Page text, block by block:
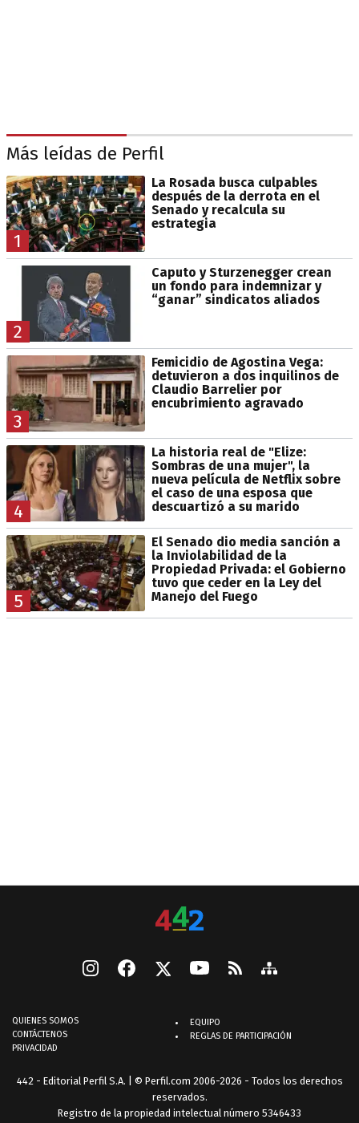
Más leídas de Perfil
1
La Rosada busca culpables
después de la derrota en el
Senado y recalcula su
estrategia
2
Caputo y Sturzenegger crean
un fondo para indemnizar y
“ganar” sindicatos aliados
3
Femicidio de Agostina Vega:
detuvieron a dos inquilinos de
Claudio Barrelier por
encubrimiento agravado
4
La historia real de "Elize:
Sombras de una mujer", la
nueva película de Netflix sobre
el caso de una esposa que
descuartizó a su marido
5
El Senado dio media sanción a
la Inviolabilidad de la
Propiedad Privada: el Gobierno
tuvo que ceder en la Ley del
Manejo del Fuego
QUIENES SOMOS
CONTÁCTENOS
PRIVACIDAD
EQUIPO
REGLAS DE PARTICIPACIÓN
442 - Editorial Perfil S.A. | © Perfil.com 2006-2026 - Todos los derechos
reservados.
Registro de la propiedad intelectual número 5346433